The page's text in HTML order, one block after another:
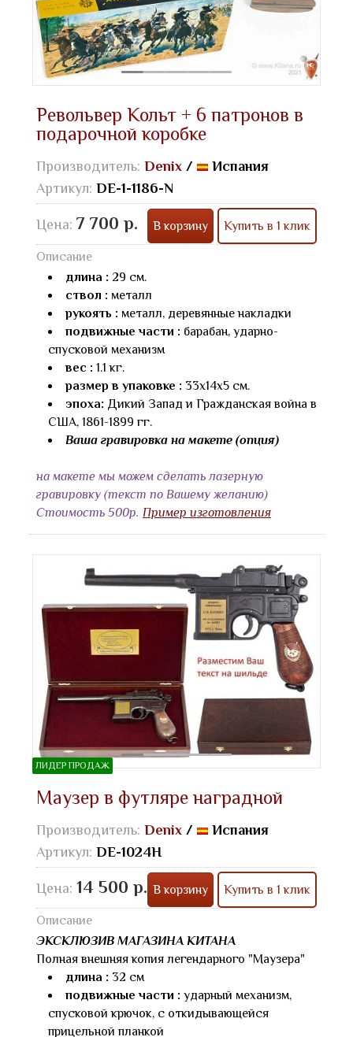
Револьвер Кольт + 6 патронов в
подарочной коробке
Производитель: Denix /
Испания
Артикул: DE-1-1186-N
Цена: 7 700 р. В корзину Купить в 1 клик
Описание
длина : 29 см.
ствол : металл
рукоять : металл, деревянные накладки
подвижные части : барабан, ударно-
спусковой механизм
вес : 1.1 кг.
размер в упаковке : 33х14х5 см.
эпоха: Дикий Запад и Гражданская война в
США, 1861-1899 гг.
Ваша гравировка на макете (опция)
на макете мы можем сделать лазерную
гравировку (текст по Вашему желанию)
Стоимость 500р. Пример изготовления
ЛИДЕР ПРОДАЖ
Маузер в футляре наградной
Производитель: Denix /
Испания
Артикул: DE-1024Н
Цена: 14 500 р. В корзину Купить в 1 клик
Описание
ЭКСКЛЮЗИВ МАГАЗИНА КИТАНА
Полная внешняя копия легендарного "Маузера"
длина : 32 см
подвижные части : ударный механизм,
спусковой крючок, с откидывающейся
прицельной планкой